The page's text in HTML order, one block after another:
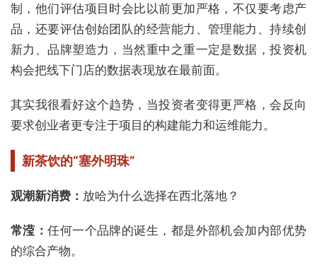
制，他们评估项目时会比以前更加严格，不仅要考虑产
品，还要评估创始团队的经营能力、管理能力、持续创
新力、品牌塑造力，当然重中之重一定是数据，投资机
构会把线下门店的数据表现放在最前面。
其实我很看好这个趋势，当投资者变得更严格，会反向
要求创业者更专注于项目的构建能力和运维能力。
新茶饮的“塞外明珠”
观潮新消费： 放哈为什么选择在西北落地？
常滢：任何一个品牌的诞生，都是外部机会加内部优势
的综合产物。